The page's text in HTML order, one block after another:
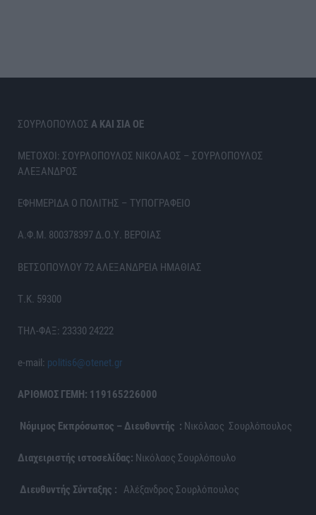
ΣΟΥΡΛΟΠΟΥΛΟΣ Α ΚΑΙ ΣΙΑ ΟΕ
ΜΕΤΟΧΟΙ: ΣΟΥΡΛΟΠΟΥΛΟΣ ΝΙΚΟΛΑΟΣ – ΣΟΥΡΛΟΠΟΥΛΟΣ
ΑΛΕΞΑΝΔΡΟΣ
ΕΦΗΜΕΡΙΔΑ Ο ΠΟΛΙΤΗΣ – ΤΥΠΟΓΡΑΦΕΙΟ
Α.Φ.Μ. 800378397 Δ.Ο.Υ. ΒΕΡΟΙΑΣ
ΒΕΤΣΟΠΟΥΛΟΥ 72 ΑΛΕΞΑΝΔΡΕΙΑ ΗΜΑΘΙΑΣ
Τ.Κ. 59300
ΤΗΛ-ΦΑΞ: 23330 24222
e-mail: politis6@otenet.gr
ΑΡΙΘΜΟΣ ΓΕΜΗ: 119165226000
Νόμιμος Εκπρόσωπος – Διευθυντής : Νικόλαος Σουρλόπουλος
Διαχειριστής ιστοσελίδας: Νικόλαος Σουρλόπουλο
Διευθυντής Σύνταξης : Αλέξανδρος Σουρλόπουλος